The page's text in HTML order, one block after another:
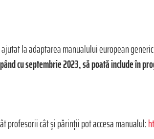
la adaptarea manualului european
cu septembrie 2023, să poată include în
profesorii cât și părinții pot accesa manualul: